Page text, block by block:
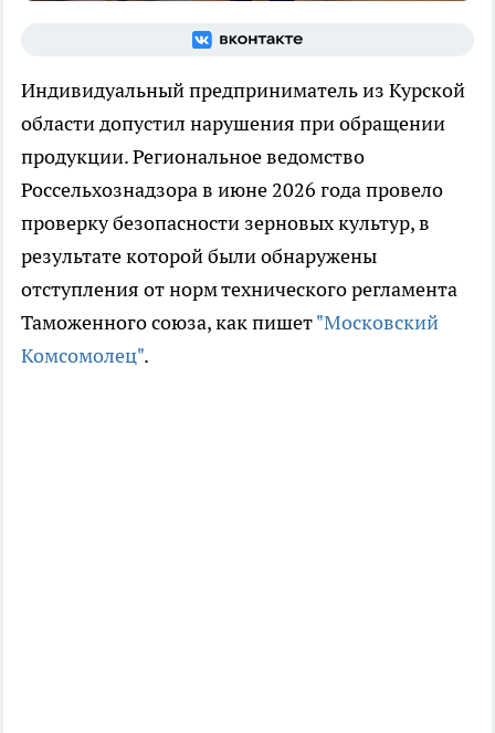
Индивидуальный предприниматель из Курской
области допустил нарушения при обращении
продукции. Региональное ведомство
Россельхознадзора в июне 2026 года провело
проверку безопасности зерновых культур, в
результате которой были обнаружены
отступления от норм технического регламента
Таможенного союза, как пишет"Московский
Комсомолец".